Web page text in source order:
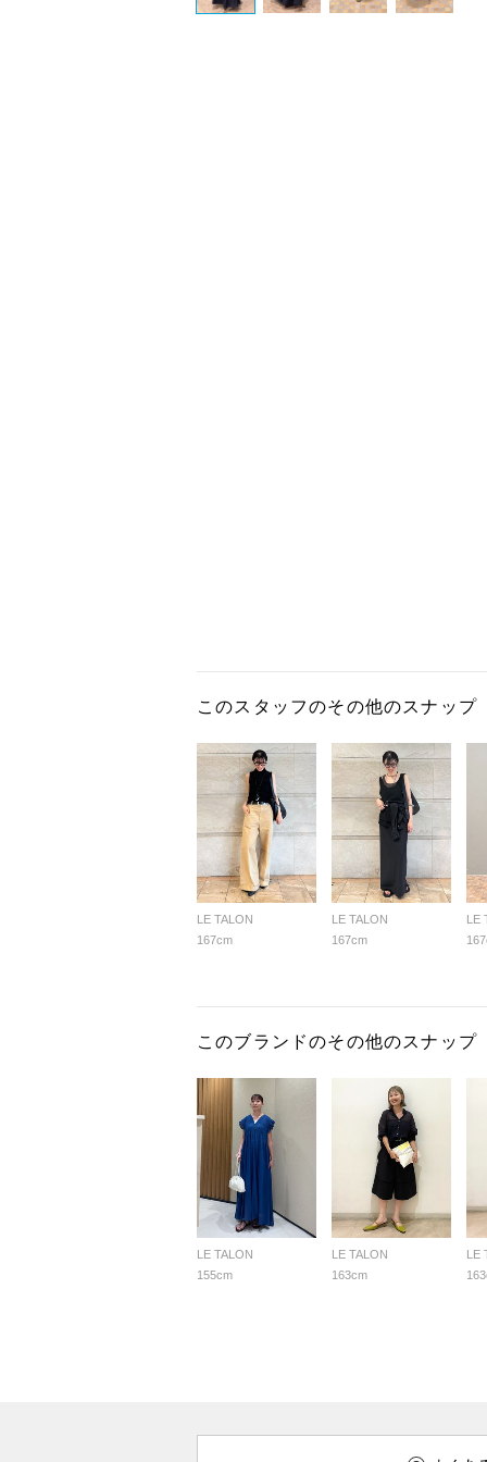
このスタッフのその他のスナップ
LE TALON
167cm
LE TALON
167cm
LE
このブランドのその他のスナップ
LE TALON
155cm
LE TALON
163cm
LE